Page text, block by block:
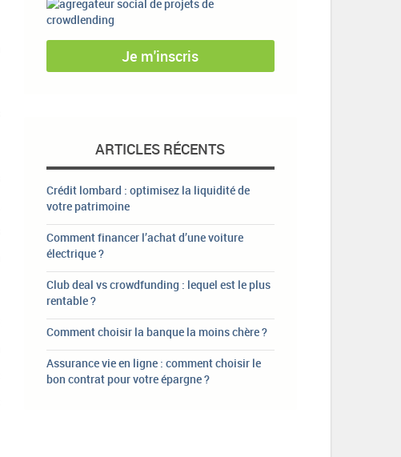
Je m'inscris
ARTICLES RÉCENTS
Crédit lombard : optimisez la liquidité de
votre patrimoine
Comment financer l’achat d’une voiture
électrique ?
Club deal vs crowdfunding : lequel est le plus
rentable ?
Comment choisir la banque la moins chère ?
Assurance vie en ligne : comment choisir le
bon contrat pour votre épargne ?